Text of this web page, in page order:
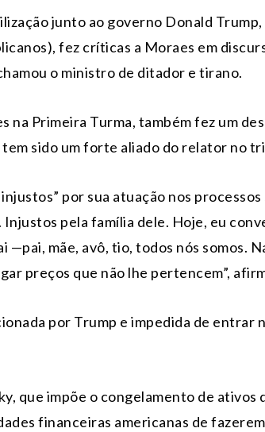
junto ao governo Donald
fez críticas a Moraes em
o ministro de ditador e tirano.
na Primeira Turma, também fez um
sido um forte aliado do relator no
por sua atuação nos
pela família dele. Hoje, eu
mãe, avô, tio, todos nós somos.
preços que não lhe pertencem”,
por Trump e impedida de entrar
que impõe o congelamento de ativos
financeiras americanas de